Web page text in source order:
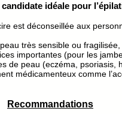
idéale pour
est déconseillée aux
très sensible ou fragilisée,
importantes (pour les
de peau (eczéma, psoriasis,
médicamenteux comme
Recommandations